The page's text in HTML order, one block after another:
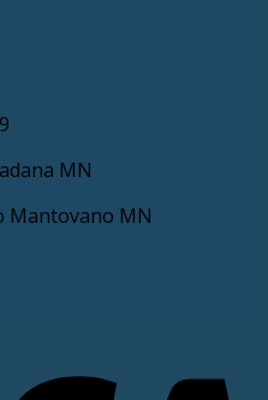
MN
Mantovano MN